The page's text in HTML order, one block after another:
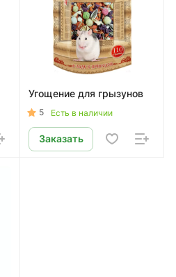
Угощение для грызунов
5 Есть в наличии
Заказать